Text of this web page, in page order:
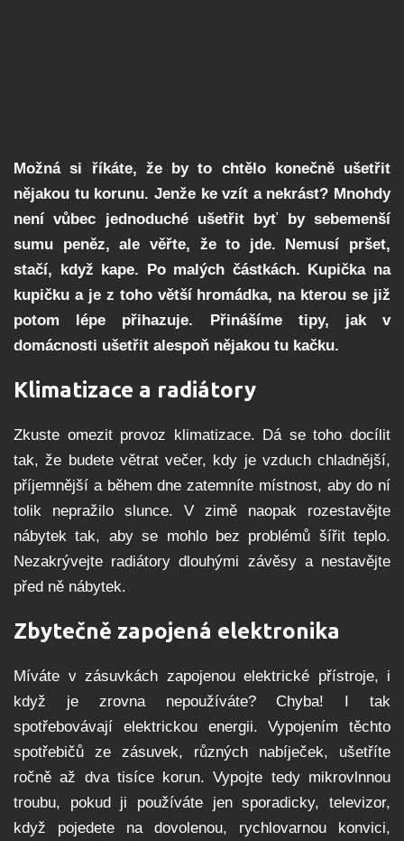
Možná si říkáte, že by to chtělo konečně ušetřit
nějakou tu korunu. Jenže ke vzít a nekrást? Mnohdy
není vůbec jednoduché ušetřit byť by sebemenší
sumu peněz, ale věřte, že to jde. Nemusí pršet,
stačí, když kape. Po malých částkách. Kupička na
kupičku a je z toho větší hromádka, na kterou se již
potom lépe přihazuje. Přinášíme tipy, jak v
domácnosti ušetřit alespoň nějakou tu kačku.
Klimatizace a radiátory
Zkuste omezit provoz klimatizace. Dá se toho docílit
tak, že budete větrat večer, kdy je vzduch chladnější,
příjemnější a během dne zatemníte místnost, aby do ní
tolik nepražilo slunce. V zimě naopak rozestavějte
nábytek tak, aby se mohlo bez problémů šířit teplo.
Nezakrývejte radiátory dlouhými závěsy a nestavějte
před ně nábytek.
Zbytečně zapojená elektronika
Míváte v zásuvkách zapojenou elektrické přístroje, i
když je zrovna nepoužíváte? Chyba! I tak
spotřebovávají elektrickou energii. Vypojením těchto
spotřebičů ze zásuvek, různých nabíječek, ušetříte
ročně až dva tisíce korun. Vypojte tedy mikrovlnnou
troubu, pokud ji používáte jen sporadicky, televizor,
když pojedete na dovolenou, rychlovarnou konvici,